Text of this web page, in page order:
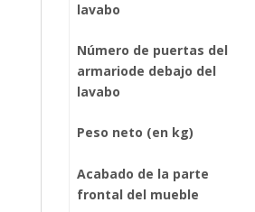
lavabo
Número de puertas del
armariode debajo del
lavabo
Peso neto (en kg)
Acabado de la parte
frontal del mueble